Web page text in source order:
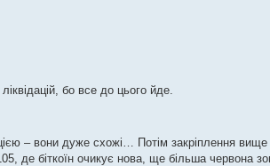
бо все до цього йде.
– вони дуже схожі… Потім закріплення вище
де біткоїн очикує нова, ще більша червона